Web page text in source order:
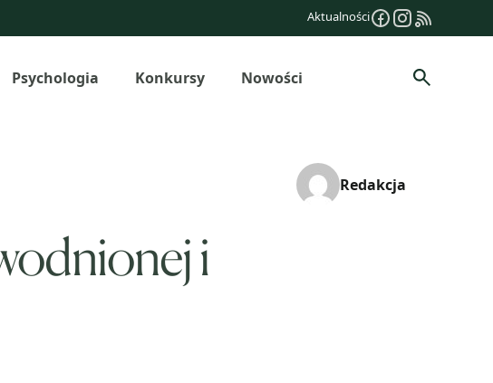
Aktualności
Psychologia Konkursy Nowości Szukaj
Redakcja
i